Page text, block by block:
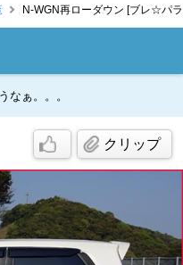
N-WGN再ローダウン [ブレ☆パ
ぁ。。。
クリップ